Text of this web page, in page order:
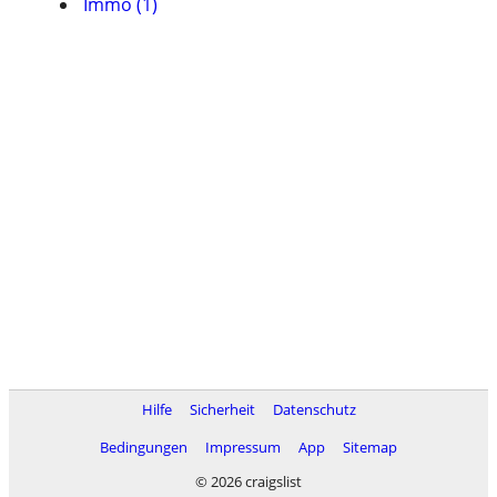
Hilfe Sicherheit
Datenschutz
Bedingungen
Impressum App
Sitemap
© 2026 craigslist